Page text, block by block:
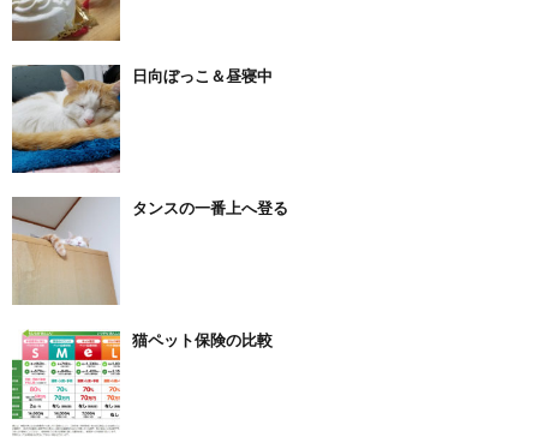
日向ぼっこ＆昼寝中
タンスの一番上へ登る
猫ペット保険の比較